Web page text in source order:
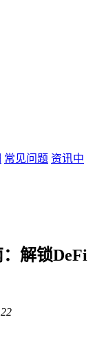
常见问题 资讯中
解锁DeFi